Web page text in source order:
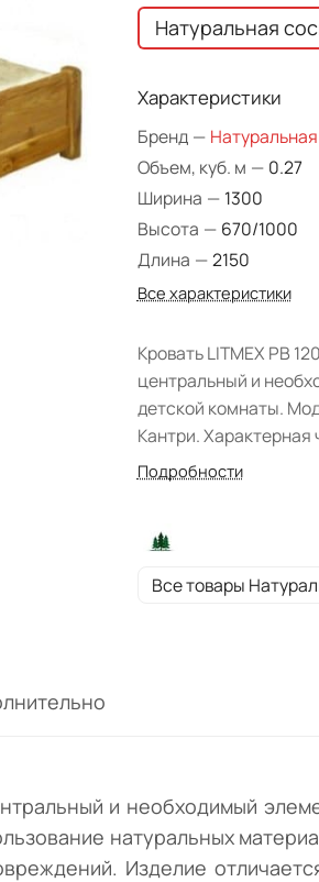
Натуральная
Характеристики
Бренд —
Объем, куб. м — 0.27
Ширина — 1300
Высота — 670/1000
Длина —2150
Все характеристики
Кровать LITMEX PB
центральный и
детской комнаты.
Кантри. Характерная
использование
и повреждений.
массивными и
спального места
входит в комплект
Подробности
Все товары
и необходимый
натуральных
Изделие